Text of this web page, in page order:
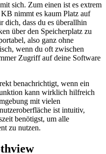
sich. Zum einen ist es extrem
nimmt es kaum Platz auf
dich, dass du es überallhin
über den Speicherplatz zu
also ganz ohne
wenn du oft zwischen
Zugriff auf deine Software
benachrichtigt, wenn ein
kann wirklich hilfreich
mit vielen
ist intuitiv,
benötigst, um alle
zu nutzen.